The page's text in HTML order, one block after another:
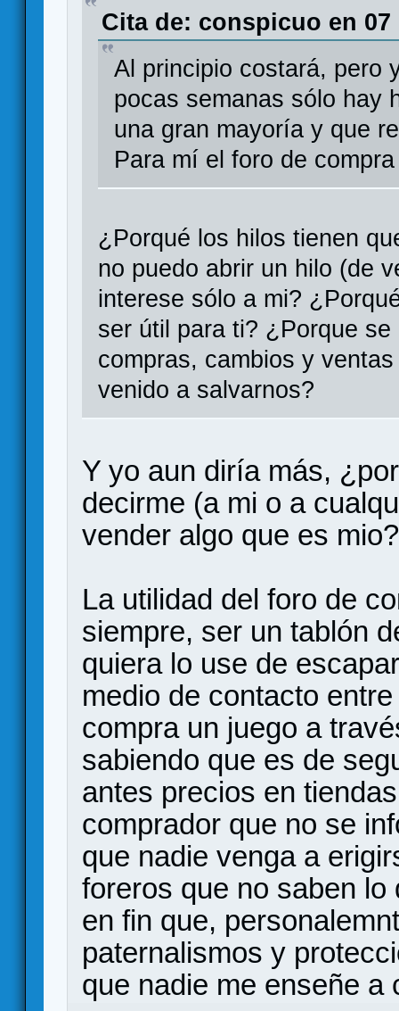
Cita de: conspicuo en 07
Al principio costará, pero
pocas semanas sólo hay
una gran mayoría y que
Para mí el foro de
¿Porqué los hilos tienen
no puedo abrir un hilo (de
interese sólo a mi?
ser útil para ti? ¿Porque
compras, cambios y
venido a salvarnos?
Y yo aun diría más,
decirme (a mi o a
vender algo que es
La utilidad del foro de
siempre, ser un tablón
quiera lo use de
medio de contacto
compra un juego a
sabiendo que es de
antes precios en
comprador que no se
que nadie venga a
foreros que no saben
en fin que,
paternalismos y
que nadie me enseñe a